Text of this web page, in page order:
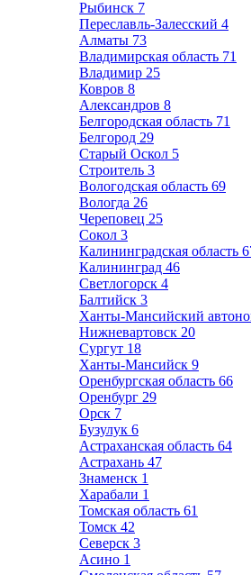
Рыбинск 7
Переславль-Залесский 4
Алматы 73
Владимирская область 71
Владимир 25
Ковров 8
Александров 8
Белгородская область 71
Белгород 29
Старый Оскол 5
Строитель 3
Вологодская область 69
Вологда 26
Череповец 25
Сокол 3
Калининградская область
Калининград 46
Светлогорск 4
Балтийск 3
Ханты-Мансийский
Нижневартовск 20
Сургут 18
Ханты-Мансийск 9
Оренбургская область 66
Оренбург 29
Орск 7
Бузулук 6
Астраханская область 64
Астрахань 47
Знаменск 1
Харабали 1
Томская область 61
Томск 42
Северск 3
Асино 1